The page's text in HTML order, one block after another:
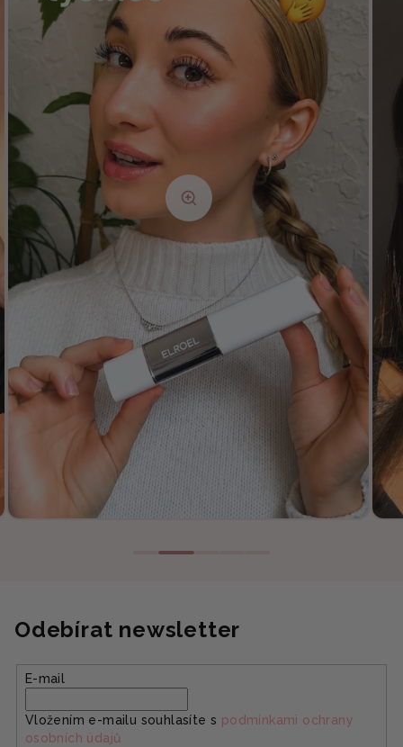
Odebírat newsletter
E-mail
Vložením e-mailu souhlasíte s podmínkami ochrany
osobních údajů